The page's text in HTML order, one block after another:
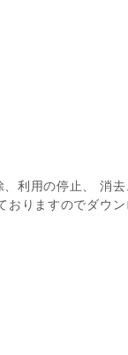
利用の停止、 消去
おりますのでダウン